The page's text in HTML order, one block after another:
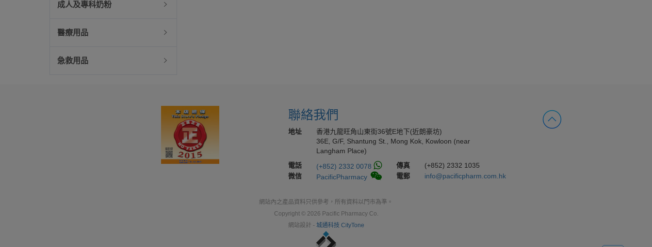
成人及專科奶粉
醫療用品
急救用品
聯絡我們
地址
香港九龍旺角山東街36號E地下(近朗豪坊)
36E, G/F, Shantung St., Mong Kok, Kowloon (near
Langham Place)
電話
(+852) 2332 0078 傳真
(+852) 2332 1035
微信
PacificPharmacy 電郵 info@pacificpharm.com.hk
網站內之產品資料只供參考，所有資料以門市為準。
Copyright © 2026 Pacific Pharmacy Co.
網站設計 - 城通科技 CityTone